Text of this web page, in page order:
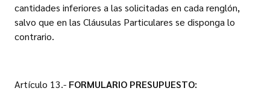
cantidades inferiores a las solicitadas en cada renglón,
salvo que en las Cláusulas Particulares se disponga lo
contrario.
Artículo 13.- FORMULARIO PRESUPUESTO: